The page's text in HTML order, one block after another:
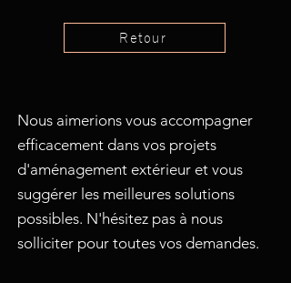
Retour
Nous aimerions vous accompagner
efficacement dans vos projets
d'aménagement extérieur et vous
suggérer les meilleures solutions
possibles. N'hésitez pas à nous
solliciter pour toutes vos demandes.